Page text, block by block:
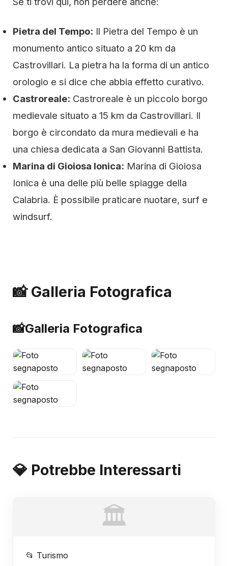
Pietra del Tempo: Il Pietra del Tempo è un
monumento antico situato a 20 km da
Castrovillari. La pietra ha la forma di un antico
orologio e si dice che abbia effetto curativo.
Castroreale: Castroreale è un piccolo borgo
medievale situato a 15 km da Castrovillari. Il
borgo è circondato da mura medievali e ha
una chiesa dedicata a San Giovanni Battista.
Marina di Gioiosa Ionica: Marina di Gioiosa
Ionica è una delle più belle spiagge della
Calabria. È possibile praticare nuotare, surf e
windsurf.
📸 Galleria Fotografica
📸Galleria Fotografica
💎 Potrebbe Interessarti
🏛️
📂 Turismo